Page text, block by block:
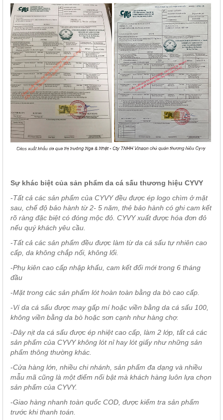
Sự khác biệt của sản phẩm da cá sấu thương hiệu CYVY
-Tất cả các sản phẩm của CYVY đều được ép logo chìm ở mặt
sau, chế độ bảo hành từ 2- 5 năm, thẻ bảo hành có ghi cam kết
rõ ràng đặc biệt có đóng mộc đỏ. CYVY xuất được hóa đơn đỏ
nếu quý khách yêu cầu.
-Tất cả các sản phẩm đều được làm từ da cá sấu tự nhiên cao
cấp, da không chắp nối, không lổi.
-Phụ kiên cao cấp nhập khẩu, cam kết đổi mới trong 6 tháng
đầu
-Mặt trong các sản phẩm lót hoàn toàn bằng da bò cao cấp.
-Ví da cá sấu được may gấp mí hoặc viền bằng da cá sấu 100,
không viền bằng da bò hoặc sơn cạnh như hàng chợ.
-Dây nịt da cá sấu được ép nhiệt cao cấp, làm 2 lớp, tất cả các
sản phẩm của CYVY không lót nỉ hay lót giấy như những sản
phẩm thông thường khác.
-Cửa hàng lớn, nhiều chi nhánh, sản phẩm đa dạng và nhiều
mẫu mã cũng là một điểm nổi bật mà khách hàng luôn lựa chọn
sản phẩm của CYVY.
-Giao hàng nhanh toàn quốc COD, được kiểm tra sản phẩm
trước khi thanh toán.